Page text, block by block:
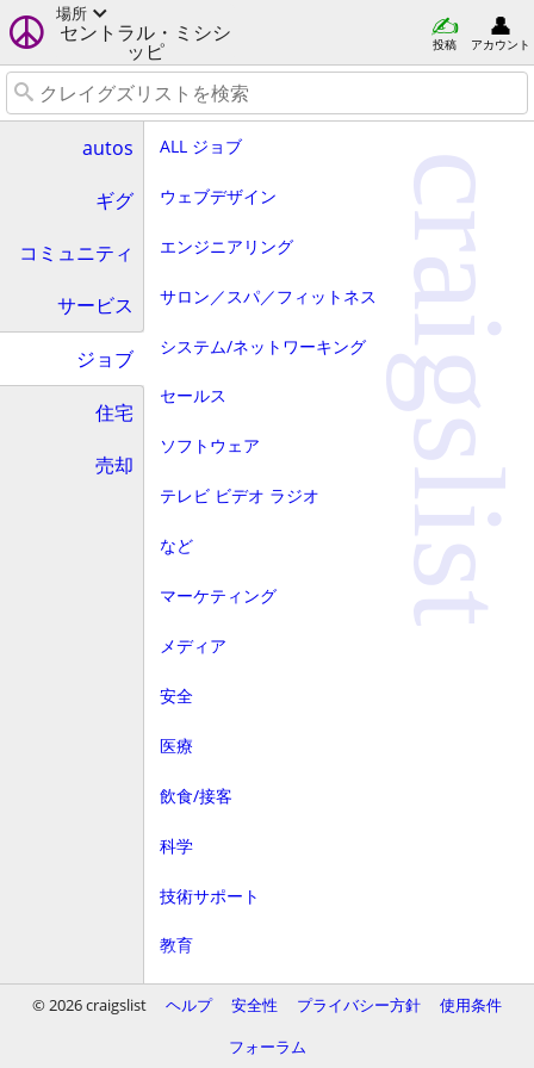
場所
セントラル・ミシシ
ッピ 投稿 アカウント
autos
ギグ
コミュニティ
サービス
ジョブ
住宅
売却
ALL ジョブ
ウェブデザイン
エンジニアリング
サロン／スパ／フィットネス
システム/ネットワーキング
セールス
ソフトウェア
テレビ ビデオ ラジオ
など
マーケティング
メディア
安全
医療
飲食/接客
科学
技術サポート
教育
顧客サービス
craigslist
© 2026 craigslist ヘルプ 安全性 プライバシー方針
使用条件
フォーラム